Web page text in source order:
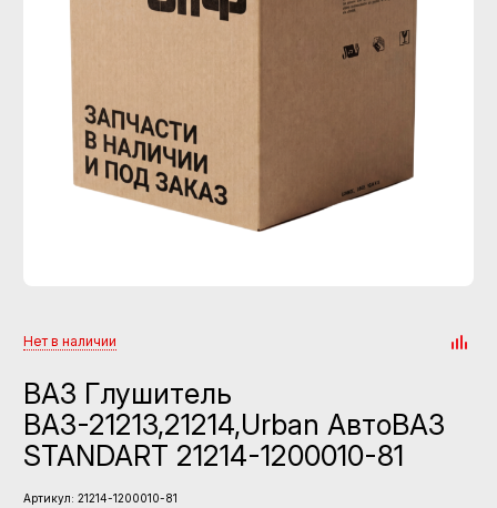
Нет в наличии
ВАЗ Глушитель
ВАЗ-21213,21214,Urban АвтоВАЗ
STANDART 21214-1200010-81
Артикул: 21214-1200010-81